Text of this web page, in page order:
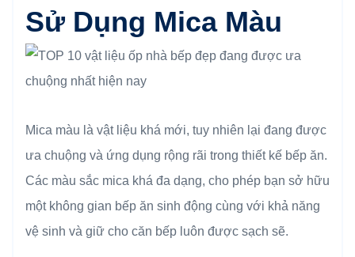
Sử Dụng Mica Màu
Mica màu là vật liệu khá mới, tuy nhiên lại đang được
ưa chuộng và ứng dụng rộng rãi trong thiết kế bếp ăn.
Các màu sắc mica khá đa dạng, cho phép bạn sở hữu
một không gian bếp ăn sinh động cùng với khả năng
vệ sinh và giữ cho căn bếp luôn được sạch sẽ.